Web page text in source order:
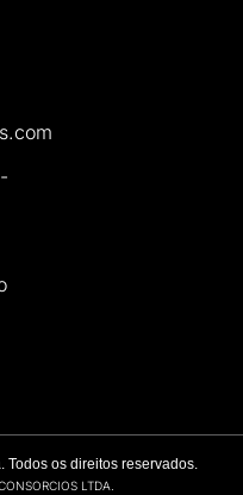
os direitos reservados.
LTDA.